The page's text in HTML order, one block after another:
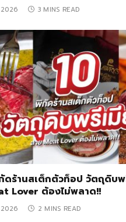
3 MINS READ
ดร้านสเต็กตัวท็อป วัตถุดิบ
Lover ต้องไม่พลาด!!
2 MINS READ